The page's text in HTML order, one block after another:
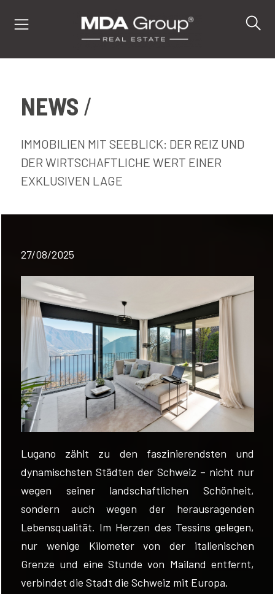
NEWS
IMMOBILIEN MIT SEEBLICK: DER REIZ UND
DER WIRTSCHAFTLICHE WERT EINER
EXKLUSIVEN LAGE
27/08/2025
Lugano zählt zu den faszinierendsten und
dynamischsten Städten der Schweiz – nicht nur
wegen seiner landschaftlichen Schönheit,
sondern auch wegen der herausragenden
Lebensqualität. Im Herzen des Tessins gelegen,
nur wenige Kilometer von der italienischen
Grenze und eine Stunde von Mailand entfernt,
verbindet die Stadt die Schweiz mit Europa.
IMMOBILIEN
KAUFEN
VERKAUFEN
BEWERTEN
NEUIGKEITEN
UNTERNEHMEN
KONTAKTE
AWARDS